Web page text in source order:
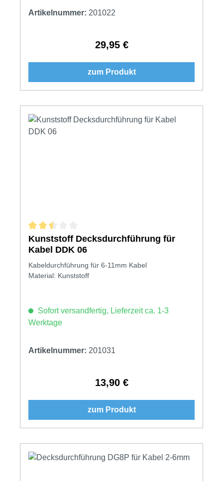
Artikelnummer: 201022
Regulärer Preis:
29,95 €
zum Produkt
Durchschnittliche Bewertung von 2.5 von 5 Sternen
Kunststoff Decksdurchführung für
Kabel DDK 06
Kabeldurchführung für 6-11mm Kabel
Material: Kunststoff
Sofort versandfertig, Lieferzeit ca. 1-3
Werktage
Artikelnummer: 201031
Regulärer Preis:
13,90 €
zum Produkt